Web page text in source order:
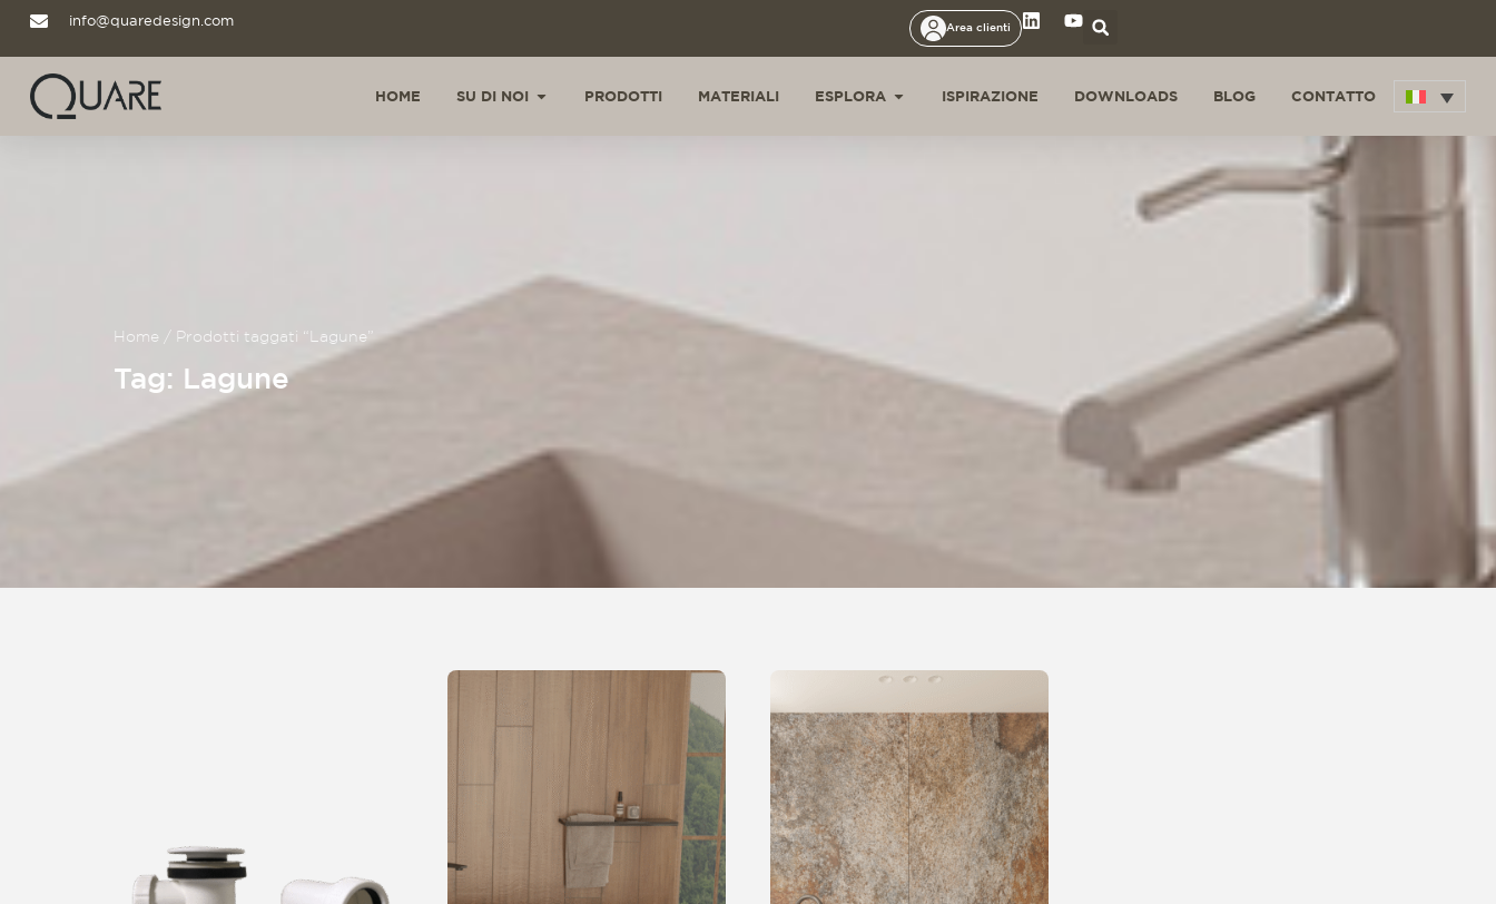
info@quaredesign.com Area clienti
HOME SU DI NOI PRODOTTI MATERIALI ESPLORA ISPIRAZIONE DOWNLOADS BLOG CONTATTO
Home / Prodotti taggati “Lagune”
Tag: Lagune